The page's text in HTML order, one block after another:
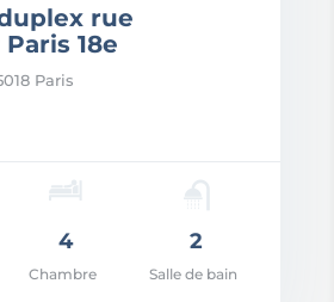
rue
18e
Paris
4
Chambre
2
Salle de bain